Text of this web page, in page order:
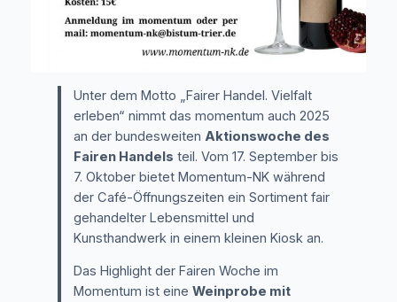
Unter dem Motto „Fairer Handel. Vielfalt
erleben“ nimmt das momentum auch 2025
an der bundesweiten Aktionswoche des
Fairen Handels teil. Vom 17. September bis
7. Oktober bietet Momentum-NK während
der Café-Öffnungszeiten ein Sortiment fair
gehandelter Lebensmittel und
Kunsthandwerk in einem kleinen Kiosk an.
Das Highlight der Fairen Woche im
Momentum ist eineWeinprobe mit